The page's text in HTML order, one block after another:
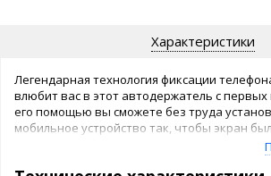
Характеристики
Легендарная технология фиксации
влюбит вас в этот автодержатель с
его помощью вы сможете без труда
мобильное устройство так, чтобы экран
в то же время, не отвлекал вас от дороги.
обеспечивают надежную фиксацию